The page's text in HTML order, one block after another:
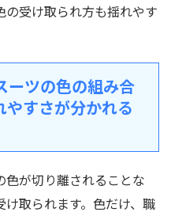
受け取られ方も揺れやす
ーツの色の組み合
やすさが分かれる
が切り離されることな
取られます。色だけ、職